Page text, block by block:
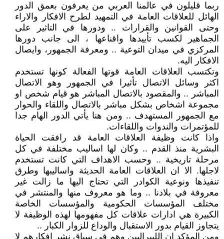
ربما قليلون في عالمنا العربي من يعرفون بعمق الدور
الهائل للعلاقات العامة في التمهيد لطرح الافكار والاراء
وحتى القوانين والقرارات .. ودورها في التاثير على
الجماهير لكسب تأييدها واقناعها ، الى جانب دورها
المركزي في ميدان التوعية .. ومعرفة الجمهور، وايصال
الافكار اليه.
وتكتسب العلاقات العامة قوتها الفعالة كونها تستخدم
اكثر وسائل الاتصال تأثيرا في الجمهور وهو الاتصال
المباشر .. والمقصود بالاتصال المباشر هو قيام شخص او
مجموعة اشخاص بشكل مباشر بالاتصال واللقاء والحوار
مع الجمهور المستهدف .. ومن هنا يأتي الدور الهام جدا
للمؤتمرات والندوات واللقاءات.
واذا كانت وظيفة العلاقات العامة قد رافقت الحياة
البشرية منذ القدم .. وكان لها اساليب مختلفة في كل
مرحلة تاريخية .. وحسب الاهداف التي كانت تستخدم
لاجلها. الا ان العلاقات العامة الحديثة واساليبها وطرق
تنفيذها ونوعية الكوادر التي تحتاج اليها ما زالت غير
معروفة في بلادنا .. وما هو معروف منها والمنتشر في
مختلف المؤسسات الحكومية والمؤسسات الخاصة
الكبيرة هي ادارات علاقات كل مفهومها لهذه الوظيفة لا
يتجاوز القيام بدور الاستقبال والوداع للزوار الكبار ..
ومن المؤكد ان الليبراليين وهم في سياق نشر افكارهم لا